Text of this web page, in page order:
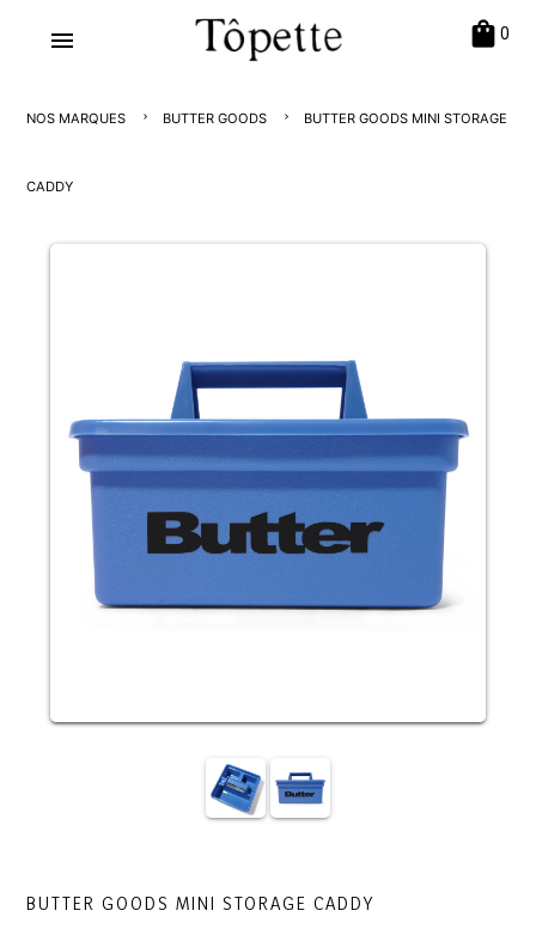
menu shopping_bag 0
NOS MARQUES BUTTER GOODS BUTTER GOODS MINI STORAGE
CADDY
BUTTER GOODS MINI STORAGE CADDY